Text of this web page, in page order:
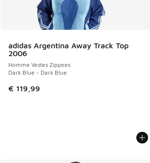
adidas Argentina Away Track Top
2006
Homme Vestes Zippees
Dark Blue - Dark Blue
€ 119,99